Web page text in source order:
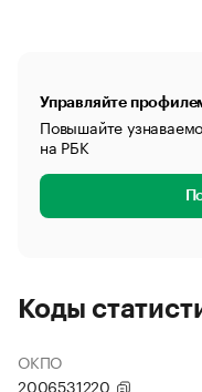
Управляйте
Повышайте
на РБК
Коды
ОКПО
2006531220